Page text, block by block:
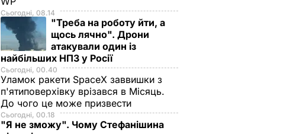
Сьогодні, 08.14
"Треба на роботу йти, а
щось лячно". Дрони
атакували один із
найбільших НПЗ у Росії
Сьогодні, 00.40
Уламок ракети SpaceX заввишки з
п'ятиповерхівку врізався в Місяць.
До чого це може призвести
Сьогодні, 00.18
"Я не зможу". Чому Стефанішина